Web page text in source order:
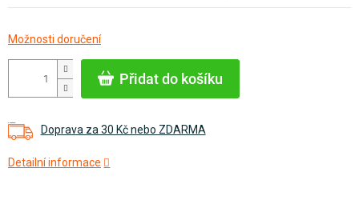
Přidat do košíku
Doprava za 30 Kč nebo ZDARMA
Detailní informace
cena:
Možnosti doručení